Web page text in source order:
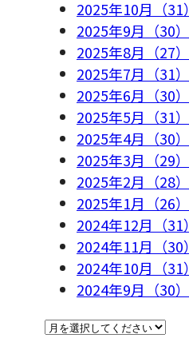
2025年10月（31）
2025年9月（30）
2025年8月（27）
2025年7月（31）
2025年6月（30）
2025年5月（31）
2025年4月（30）
2025年3月（29）
2025年2月（28）
2025年1月（26）
2024年12月（31）
2024年11月（30）
2024年10月（31）
2024年9月（30）